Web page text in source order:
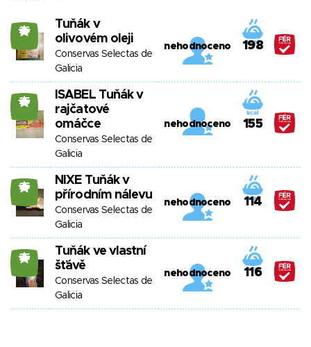
26
Tuňák v
olivovém oleji
Conservas Selectas de
Galicia
nehodnoceno 198
25
ISABEL Tuňák v
rajčatové
omáčce
Conservas Selectas de
Galicia
nehodnoceno 155
25
NIXE Tuňák v
přírodním nálevu
Conservas Selectas de
Galicia
nehodnoceno 114
25
Tuňák ve vlastní
šťávě
Conservas Selectas de
Galicia
nehodnoceno 116